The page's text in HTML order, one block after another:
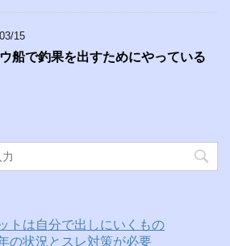
15
船で釣果を出すためにやっている
トは自分で出しにいくもの
の状況とスレ対策が必要